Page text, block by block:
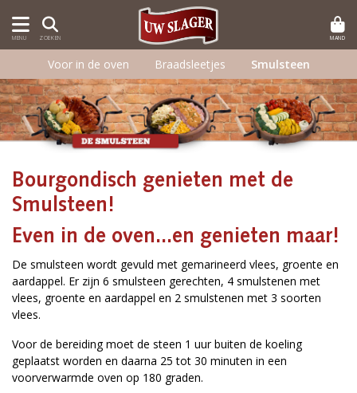
MENU ZOEKEN MAND
Voor in de oven Braadsleetjes Smulsteen
Bourgondisch genieten met de
Smulsteen!
Even in de oven...en genieten maar!
De smulsteen wordt gevuld met gemarineerd vlees, groente en
aardappel. Er zijn 6 smulsteen gerechten, 4 smulstenen met
vlees, groente en aardappel en 2 smulstenen met 3 soorten
vlees.
Voor de bereiding moet de steen 1 uur buiten de koeling
geplaatst worden en daarna 25 tot 30 minuten in een
voorverwarmde oven op 180 graden.